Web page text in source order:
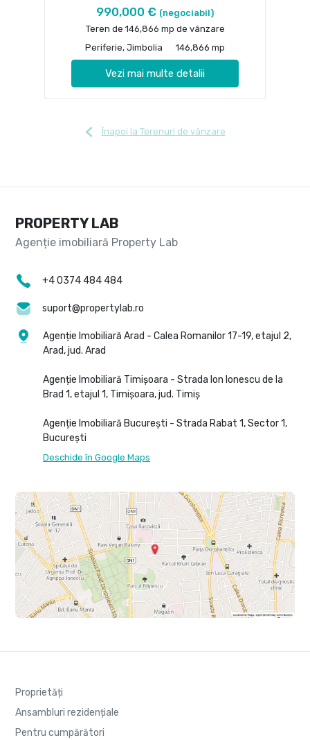
990,000 € (negociabil)
Teren de 146,866 mp de vânzare
Periferie, Jimbolia
146,866 mp
Vezi mai multe detalii
Înapoi la Terenuri de vânzare
PROPERTY LAB
+4 0374 484 484
suport@propertylab.ro
Agenție Imobiliară Arad - Calea Romanilor 17-19, etajul 2,
Arad, jud. Arad
Agenție Imobiliară Timișoara - Strada Ion Ionescu de la
Brad 1, etajul 1, Timișoara, jud. Timiș
Agenție Imobiliară București - Strada Rabat 1, Sector 1,
București
Deschide în Google Maps
Proprietăți
Ansambluri rezidențiale
Pentru cumpărători